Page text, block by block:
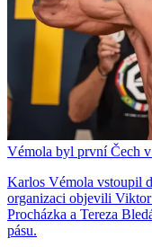
Vémola byl první Čech
Karlos Vémola vstoupil
organizaci objevili
Procházka a Tereza
pásu.